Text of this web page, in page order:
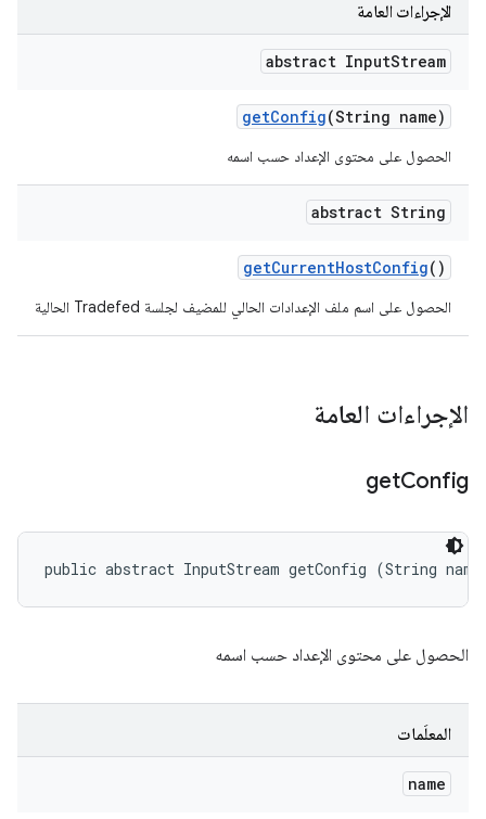
الإجراءات العامة
abstract InputStream
getConfig(String name)
الحصول على محتوى الإعداد حسب اسمه
abstract String
getCurrentHostConfig()
الحصول على اسم ملف الإعدادات الحالي للمضيف لجلسة Tradefed الحالية
الإجراءات العامة
getConfig
public abstract InputStream getConfig (String
الحصول على محتوى الإعداد حسب اسمه
المعلَمات
name